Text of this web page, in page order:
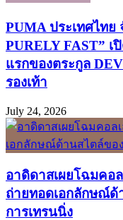
PUMA ประเทศไทย
PURELY FAST” เ
แรกของตระกูล
รองเท้า
July 24, 2026
อาดิดาสเผยโฉมคอ
ถ่ายทอดเอกลักษณ์ด้
การเทรนนิ่ง